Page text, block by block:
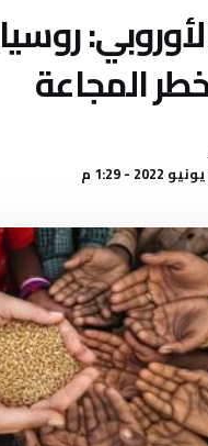
المجاعة